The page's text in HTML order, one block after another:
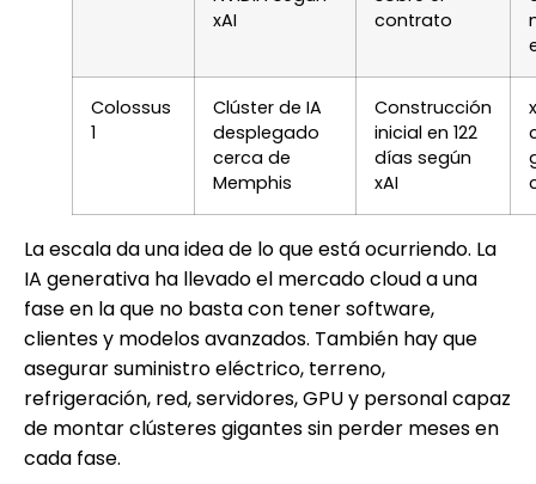
xAI
contrato
Colossus
1
Clúster de IA
desplegado
cerca de
Memphis
Construcción
inicial en 122
días según
xAI
La escala da una idea de lo que está ocurriendo. La
IA generativa ha llevado el mercado cloud a una
fase en la que no basta con tener software,
clientes y modelos avanzados. También hay que
asegurar suministro eléctrico, terreno,
refrigeración, red, servidores, GPU y personal capaz
de montar clústeres gigantes sin perder meses en
cada fase.